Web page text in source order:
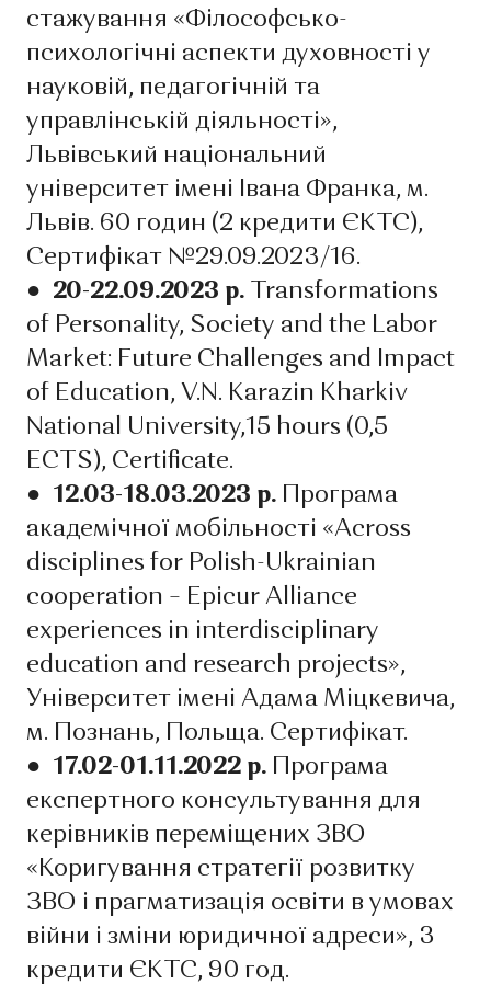
стажування «Філософсько-
психологічні аспекти духовності у
науковій, педагогічній та
управлінській діяльності»,
Львівський національний
університет імені Івана Франка, м.
Львів. 60 годин (2 кредити ЄКТС),
Сертифікат №29.09.2023/16.
● 20-22.09.2023 р.
Transformations
of Personality, Society and the Labor
Market: Future Challenges and Impact
of Education, V.N. Karazin Kharkiv
National University,15 hours (0,5
ECTS), Certificate.
● 12.03-18.03.2023 р.
Програма
академічної мобільності «Across
disciplines for Polish-Ukrainian
cooperation – Epicur Alliance
experiences in interdisciplinary
education and research projects»,
Університет імені Адама Міцкевича,
м. Познань, Польща. Сертифікат.
● 17.02-01.11.2022 р.
Програма
експертного консультування для
керівників переміщених ЗВО
«Коригування стратегії розвитку
ЗВО і прагматизація освіти в умовах
війни і зміни юридичної адреси», 3
кредити ЄКТС, 90 год.